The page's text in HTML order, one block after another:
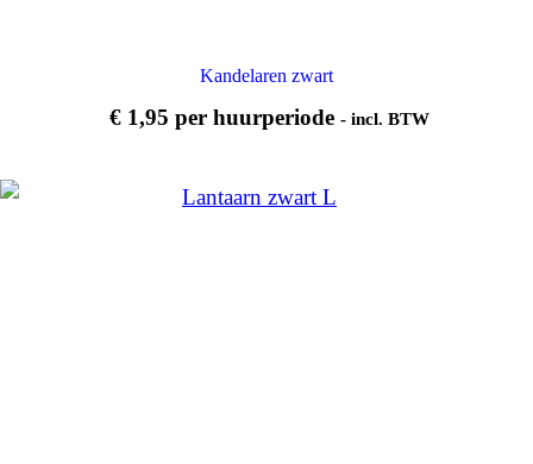
Kandelaren zwart
€ 1,95 per huurperiode - incl. BTW